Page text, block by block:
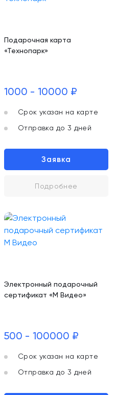
Подарочная карта
«Технопарк»
1000 - 10000 ₽
Срок указан на карте
Отправка до 3 дней
Заявка
Подробнее
Электронный подарочный
сертификат «М Видео»
500 - 100000 ₽
Срок указан на карте
Отправка до 3 дней